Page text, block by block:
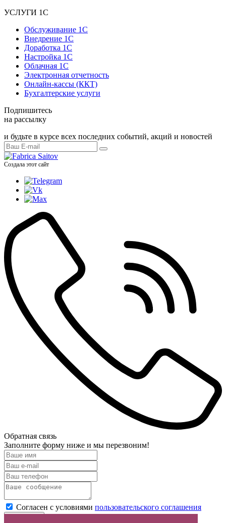
УСЛУГИ 1С
Обслуживание 1С
Внедрение 1С
Доработка 1С
Настройка 1С
Облачная 1С
Электронная отчетность
Онлайн-кассы (ККТ)
Бухгалтерские услуги
Подпишитесь
на рассылку
и будьте в курсе всех последних событий, акций и новостей
Создала этот сайт
Обратная связь
Заполните форму ниже и мы перезвоним!
Согласен с условиями пользовательского соглашения